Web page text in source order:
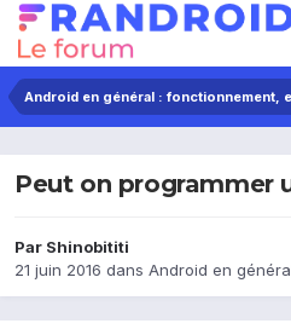
Android en général : fonctionnement,
Peut on programmer
Par Shinobititi
21 juin 2016 dans Android en